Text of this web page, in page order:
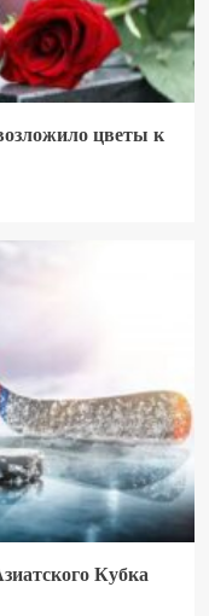
цветы к
Кубка